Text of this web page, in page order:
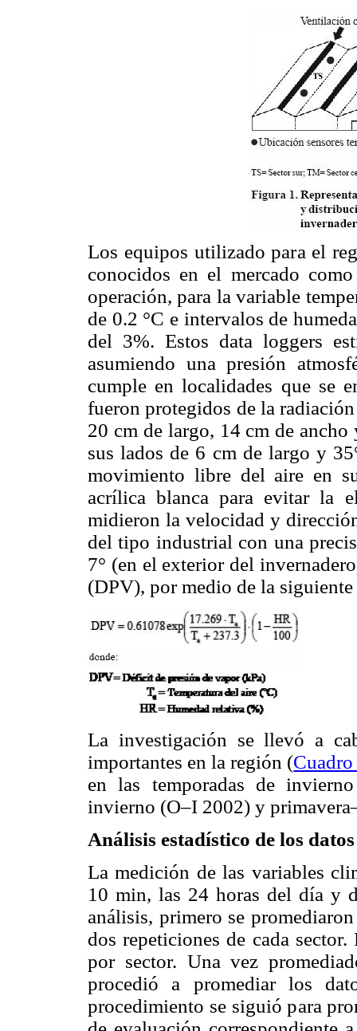
Los equipos utilizado para el
conocidos en el mercado
operación, para la variable
de 0.2 °C e intervalos de
del 3%. Estos data loggers
asumiendo una presión
cumple en localidades que se
fueron protegidos de la
20 cm de largo, 14 cm de
sus lados de 6 cm de largo y
movimiento libre del aire en
acrílica blanca para evitar la
midieron la velocidad y
del tipo industrial con una
7° (en el exterior del
(DPV), por medio de la
La investigación se llevó a
importantes en la región (
en las temporadas de
invierno (O–I 2002) y
Análisis estadístico de los datos
La medición de las variables
10 min, las 24 horas del día y
análisis, primero se
dos repeticiones de cada
por sector. Una vez
procedió a promediar los
procedimiento se siguió para